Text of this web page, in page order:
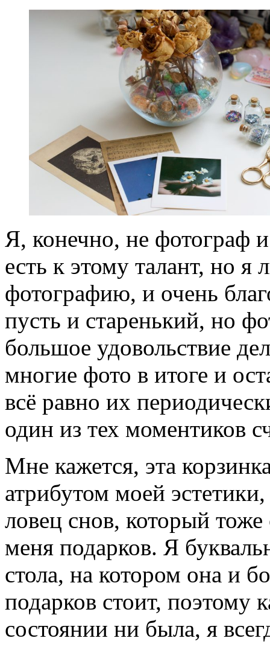
Я, конечно, не фотограф
есть к этому талант, но
фотографию, и очень
пусть и старенький, но
большое удовольствие
многие фото в итоге и
всё равно их
один из тех моментиков
Мне кажется, эта
атрибутом моей
ловец снов, который
меня подарков. Я
стола, на котором она и
подарков стоит, поэтому
состоянии ни была, я